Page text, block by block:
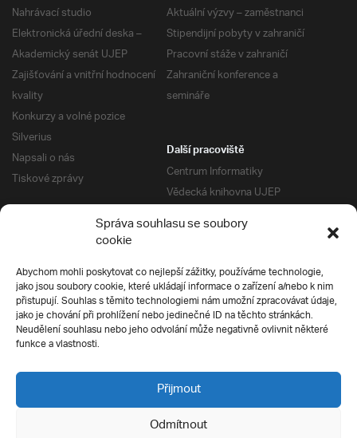
Správa souhlasu se soubory
cookie
Abychom mohli poskytovat co nejlepší zážitky, používáme technologie,
jako jsou soubory cookie, které ukládají informace o zařízení a/nebo k nim
přistupují. Souhlas s těmito technologiemi nám umožní zpracovávat údaje,
jako je chování při prohlížení nebo jedinečné ID na těchto stránkách.
Neudělení souhlasu nebo jeho odvolání může negativně ovlivnit některé
funkce a vlastnosti.
Přijmout
Odmítnout
Nahrávací studio
Elektronická úřední deska –
Akademický senát UJEP
Zajišťování a vnitřní hodnocení
kvality
Konkurzy a volné pozice
Silverius
Napsali o nás
Tiskové zprávy
Aktuální výzvy – zaměstnanci
Stipendijní pobyty v zahraničí
Pracovní stáže v zahraničí
Zahraniční konference a
semináře
Další pracoviště
Centrum Informatiky
Vědecká knihovna UJEP
Správa kolejí a menz
Univerzitní centrum podpory
Silverius
Pro uchazeče
Přijímací řízení
E-prihlaska
Přípravné kurzy
Ochrana soukromí